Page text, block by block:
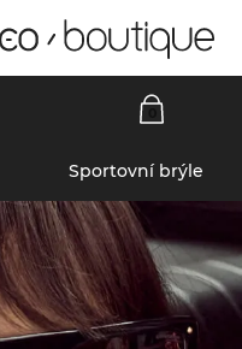
Sportovní brýle